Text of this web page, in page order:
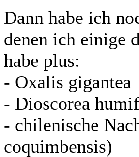
Dann habe ich
denen ich einige
habe plus:
- Oxalis gigantea
- Dioscorea
- chilenische
coquimbensis)